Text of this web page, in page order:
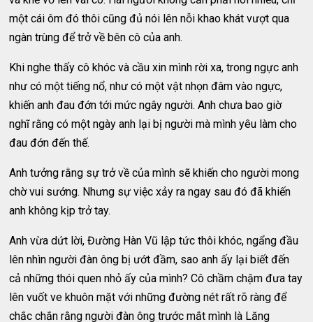
một cái ôm đó thôi cũng đủ nói lên nỗi khao khát vượt qua
ngàn trùng để trở về bên cô của anh.
Khi nghe thấy cô khóc và cầu xin mình rời xa, trong ngực anh
như có một tiếng nổ, như có một vật nhọn đâm vào ngực,
khiến anh đau đớn tới mức ngây người. Anh chưa bao giờ
nghĩ rằng có một ngày anh lại bị người mà mình yêu làm cho
đau đớn đến thế.
Anh tưởng rằng sự trở về của mình sẽ khiến cho người mong
chờ vui sướng. Nhưng sự việc xảy ra ngay sau đó đã khiến
anh không kịp trở tay.
Anh vừa dứt lời, Đường Hàn Vũ lập tức thôi khóc, ngẩng đầu
lên nhìn người đàn ông bị ướt đầm, sao anh ấy lại biết đến
cả những thói quen nhỏ ấy của mình? Cô chầm chậm đưa tay
lên vuốt ve khuôn mặt với những đường nét rất rõ ràng để
chắc chắn rằng người đàn ông trước mắt mình là Lăng